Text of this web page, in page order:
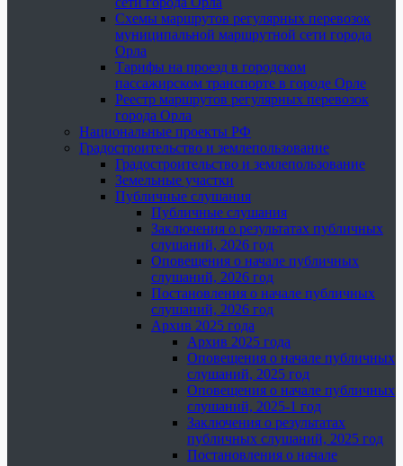
Схемы маршрутов регулярных перевозок
муниципальной маршрутной сети города
Орла
Тарифы на проезд в городском
пассажирском транспорте в городе Орле
Реестр маршрутов регулярных перевозок
города Орла
Национальные проекты РФ
Градостроительство и землепользование
Градостроительство и землепользование
Земельные участки
Публичные слушания
Публичные слушания
Заключения о результатах публичных
слушаний, 2026 год
Оповещения о начале публичных
слушаний, 2026 год
Постановления о начале публичных
слушаний, 2026 год
Архив 2025 года
Архив 2025 года
Оповещения о начале публичных
слушаний, 2025 год
Оповещения о начале публичных
слушаний, 2025-1 год
Заключения о результатах
публичных слушаний, 2025 год
Постановления о начале